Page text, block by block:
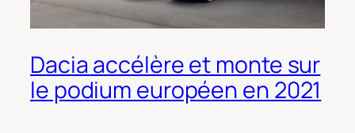
Dacia accélère et monte sur
le podium européen en 2021